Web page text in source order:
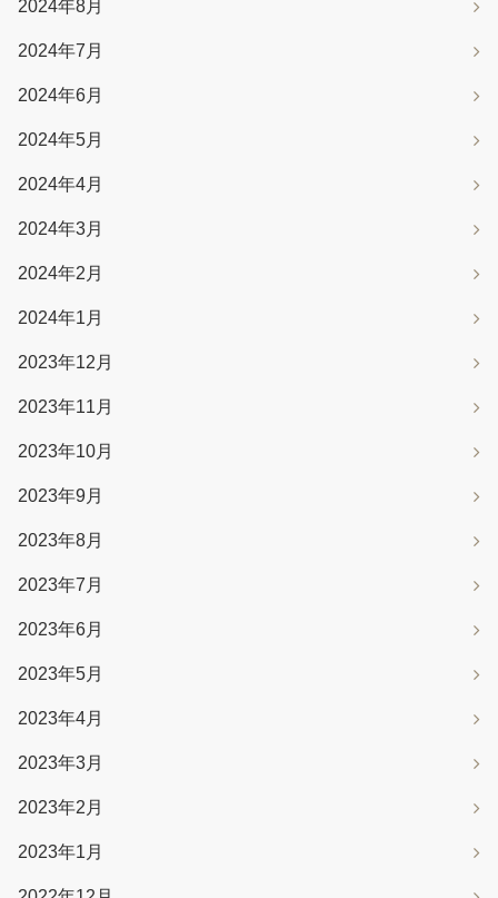
2024年8月
2024年7月
2024年6月
2024年5月
2024年4月
2024年3月
2024年2月
2024年1月
2023年12月
2023年11月
2023年10月
2023年9月
2023年8月
2023年7月
2023年6月
2023年5月
2023年4月
2023年3月
2023年2月
2023年1月